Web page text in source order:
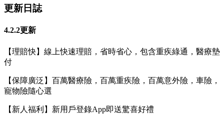
更新日誌
4.2.2更新
【理賠快】線上快速理賠，省時省心，包含重疾綠通，醫療墊
付
【保障廣泛】百萬醫療險，百萬重疾險，百萬意外險，車險，
寵物險隨心選
【新人福利】新用戶登錄App即送驚喜好禮